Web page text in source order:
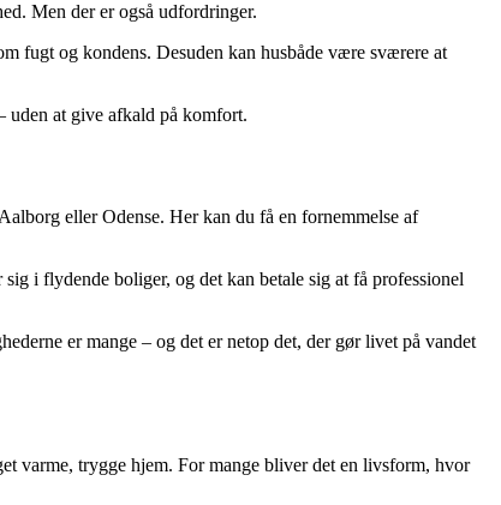
Men der er også udfordringer.
fugt og kondens. Desuden kan husbåde være sværere at
uden at give afkald på komfort.
eller Odense. Her kan du få en fornemmelse af
i flydende boliger, og det kan betale sig at få professionel
er mange – og det er netop det, der gør livet på vandet
varme, trygge hjem. For mange bliver det en livsform, hvor